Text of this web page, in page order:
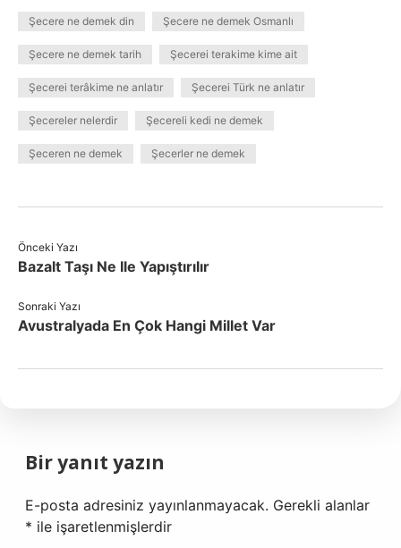
Şecere ne demek din Şecere ne demek Osmanlı
Şecere ne demek tarih Şecerei terakime kime ait
Şecerei terâkime ne anlatır Şecerei Türk ne anlatır
Şecereler nelerdir Şecereli kedi ne demek
Şeceren ne demek Şecerler ne demek
Önceki Yazı
Bazalt Taşı Ne Ile Yapıştırılır
Sonraki Yazı
Avustralyada En Çok Hangi Millet Var
Bir yanıt yazın
E-posta adresiniz yayınlanmayacak. Gerekli alanlar
* ile işaretlenmişlerdir